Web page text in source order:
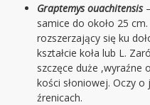
Graptemys ouachitensis
samice do około 25
rozszerzający się ku
kształcie koła lub L.
szczęce duże ,wyraźne
kości słoniowej. Oczy o
źrenicach.